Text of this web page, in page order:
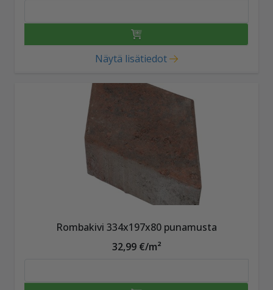
Näytä lisätiedot
Rombakivi 334x197x80 punamusta
32,99 €/m²